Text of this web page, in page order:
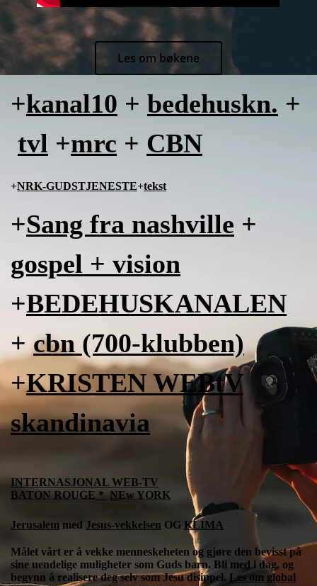
Les om bøkene
+kanal10 + bedehuskn. +
tvl +mrc + CBN
+NRK-GUDSTJENESTE+tekst
+Sang fra nashville +
gospel + vision
+BEDEHUSKANALEN
+cbn (700-klubben)
+KRISTEN WEBtV
skandinavia
INTERNASJONAL WEB-TV
BATON ROUGE * NEw YORK
Jerusalem med Jesus-vekkelsen OG KLIMA
Målet vårt er å vekke menneskeheten og gjøre den bevisst på
sine uendelige muligheter som Guds barn. Bli med i dag, og
begynn å realisere deg selv som Jesu disippel. Les om global